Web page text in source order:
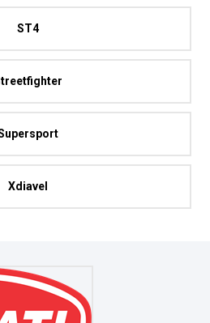
ST4
Streetfighter
Supersport
Xdiavel